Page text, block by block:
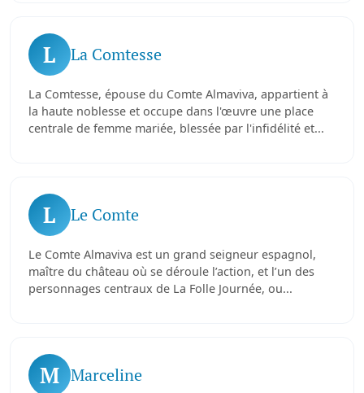
L La Comtesse
La Comtesse, épouse du Comte Almaviva, appartient à
la haute noblesse et occupe dans l'œuvre une place
centrale de femme mariée, blessée par l'infidélité et...
L Le Comte
Le Comte Almaviva est un grand seigneur espagnol,
maître du château où se déroule l’action, et l’un des
personnages centraux de La Folle Journée, ou...
M Marceline